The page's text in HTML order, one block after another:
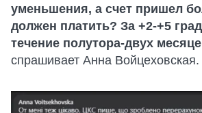
уменьшения, а счет пришел
должен платить? За +2-+5
течение полутора-двух
спрашивает Анна Войцеховская.